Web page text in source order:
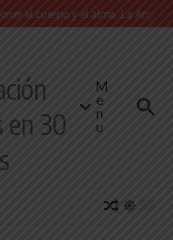
el cuerpo y el alma. La
en 30
M
e
n
u